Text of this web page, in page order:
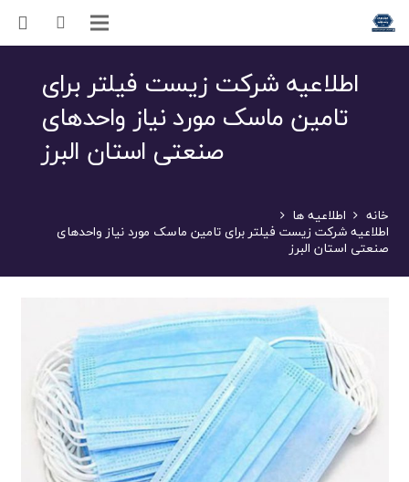
اطلاعیه شرکت زیست فیلتر برای
تامین ماسک مورد نیاز واحدهای
صنعتی استان البرز
خانه اطلاعیه ها
اطلاعیه شرکت زیست فیلتر برای تامین ماسک مورد نیاز واحدهای
صنعتی استان البرز